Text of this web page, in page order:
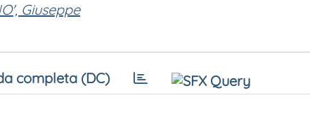
Giuseppe
completa (DC)